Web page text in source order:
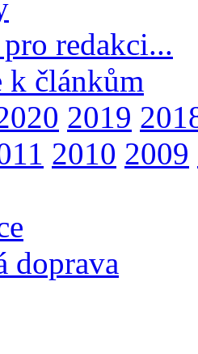
redakci...
k článkům
2019
2010 2009
doprava